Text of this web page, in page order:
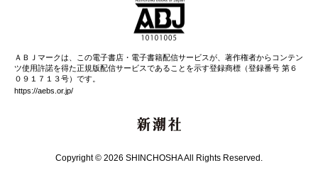
ＡＢＪマークは、この電子書店・電子書籍配信サービスが、著作権者からコンテン
ツ使用許諾を得た正規版配信サービスであることを示す登録商標（登録番号 第６
０９１７１３号）です。
https://aebs.or.jp/
Copyright © 2026 SHINCHOSHA All Rights Reserved.